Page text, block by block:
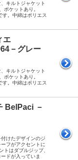
キルトジャケット
ポケットあり。
す。中綿はポリエス
エ
－グレー
キルトジャケット
ポケットあり。
す。中綿はポリエス
BelPaci －
けたデザインのジ
フがアクセントに
トはダブルジップ、
ドが入っていま